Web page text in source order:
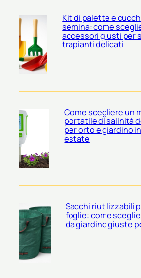
Kit di palette e
semina: come
accessori giusti per
trapianti delicati
Come scegliere un
portatile di salinità
per orto e giardino
estate
Sacchi riutilizzabili
foglie: come
da giardino giuste